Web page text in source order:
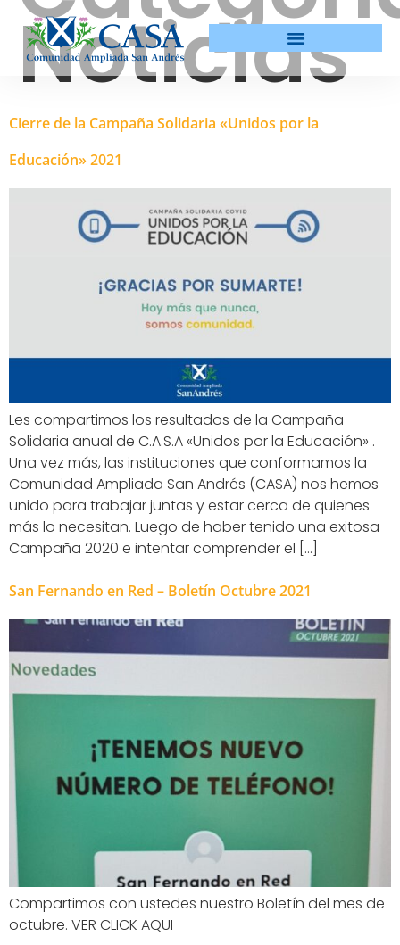
Noticias
Cierre de la Campaña Solidaria «Unidos por la
Educación» 2021
Les compartimos los resultados de la Campaña
Solidaria anual de C.A.S.A «Unidos por la Educación» .
Una vez más, las instituciones que conformamos la
Comunidad Ampliada San Andrés (CASA) nos hemos
unido para trabajar juntas y estar cerca de quienes
más lo necesitan. Luego de haber tenido una exitosa
Campaña 2020 e intentar comprender el […]
San Fernando en Red – Boletín Octubre 2021
Compartimos con ustedes nuestro Boletín del mes de
octubre. VER CLICK AQUI